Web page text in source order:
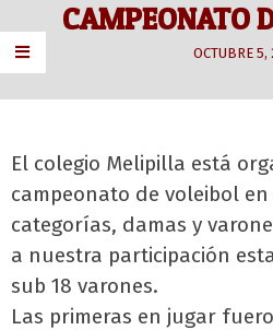
CAMPEONATO
OCTUBRE 5,
El colegio Melipilla está
campeonato de voleibol
categorías, damas y
a nuestra participación
sub 18 varones.
Las primeras en jugar